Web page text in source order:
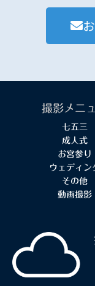
撮影メニ
七五三
成人式
お宮参り
ウェディン
その他
動画撮影